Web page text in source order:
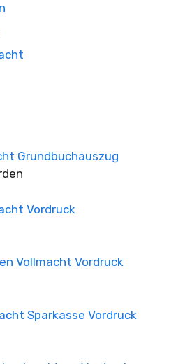
Grundbuchauszug
Vordruck
Vollmacht Vordruck
Sparkasse Vordruck